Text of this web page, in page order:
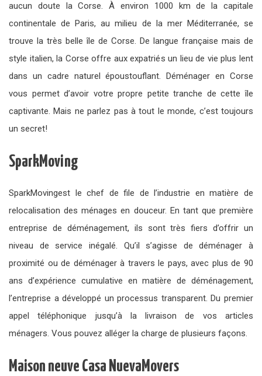
aucun doute la Corse. À environ 1000 km de la capitale
continentale de Paris, au milieu de la mer Méditerranée, se
trouve la très belle île de Corse. De langue française mais de
style italien, la Corse offre aux expatriés un lieu de vie plus lent
dans un cadre naturel époustouflant. Déménager en Corse
vous permet d’avoir votre propre petite tranche de cette île
captivante. Mais ne parlez pas à tout le monde, c’est toujours
un secret!
SparkMoving
SparkMovingest le chef de file de l’industrie en matière de
relocalisation des ménages en douceur. En tant que première
entreprise de déménagement, ils sont très fiers d’offrir un
niveau de service inégalé. Qu’il s’agisse de déménager à
proximité ou de déménager à travers le pays, avec plus de 90
ans d’expérience cumulative en matière de déménagement,
l’entreprise a développé un processus transparent. Du premier
appel téléphonique jusqu’à la livraison de vos articles
ménagers. Vous pouvez alléger la charge de plusieurs façons.
Maison neuve Casa NuevaMovers